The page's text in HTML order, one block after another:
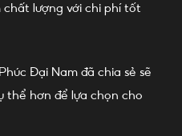
lượng với chi phí tốt
Đại Nam đã chia sẻ sẽ
thể hơn để lựa chọn cho